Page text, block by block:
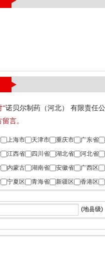
“诺贝尔制药（河北） 有限责任公
言。